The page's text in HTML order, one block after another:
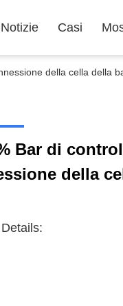
Notizie Casi
della cella della
Bar di
della